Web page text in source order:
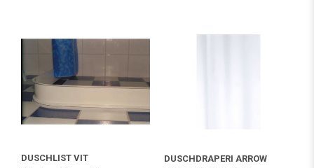
DUSCHLIST VIT DUSCHDRAPERI ARROW